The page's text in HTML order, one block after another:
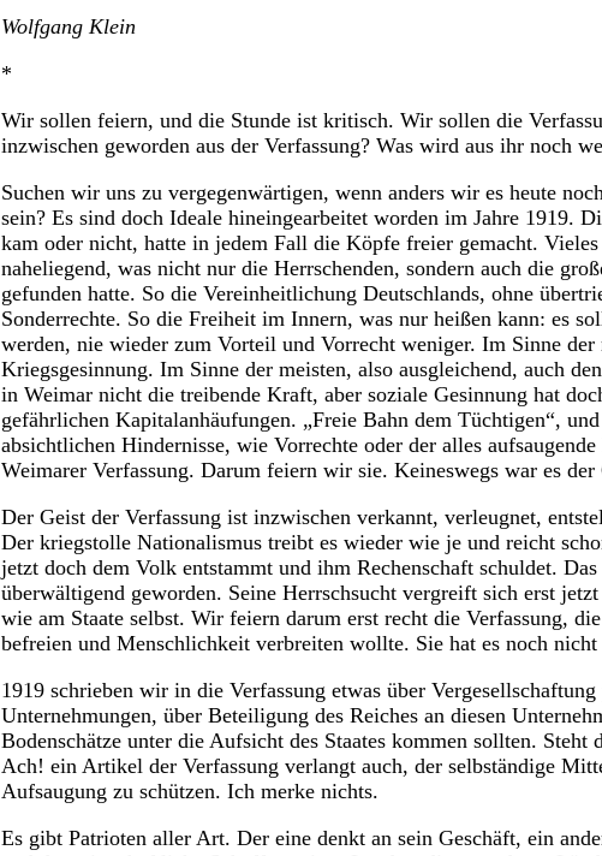
Wolfgang Klein
*
Wir sollen feiern, und die Stunde ist kritisch. Wir sollen die
inzwischen geworden aus der Verfassung? Was wird aus ihr noch
Suchen wir uns zu vergegenwärtigen, wenn anders wir es heute
sein? Es sind doch Ideale hineingearbeitet worden im Jahre 1919.
kam oder nicht, hatte in jedem Fall die Köpfe freier gemacht.
naheliegend, was nicht nur die Herrschenden, sondern auch die
gefunden hatte. So die Vereinheitlichung Deutschlands, ohne
Sonderrechte. So die Freiheit im Innern, was nur heißen kann: es
werden, nie wieder zum Vorteil und Vorrecht weniger. Im Sinne
Kriegsgesinnung. Im Sinne der meisten, also ausgleichend, auch
in Weimar nicht die treibende Kraft, aber soziale Gesinnung hat
gefährlichen Kapitalanhäufungen. „Freie Bahn dem Tüchtigen“,
absichtlichen Hindernisse, wie Vorrechte oder der alles
Weimarer Verfassung. Darum feiern wir sie. Keineswegs war es
Der Geist der Verfassung ist inzwischen verkannt, verleugnet,
Der kriegstolle Nationalismus treibt es wieder wie je und reicht
jetzt doch dem Volk entstammt und ihm Rechenschaft schuldet.
überwältigend geworden. Seine Herrschsucht vergreift sich erst
wie am Staate selbst. Wir feiern darum erst recht die Verfassung,
befreien und Menschlichkeit verbreiten wollte. Sie hat es noch
1919 schrieben wir in die Verfassung etwas über
Unternehmungen, über Beteiligung des Reiches an diesen
Bodenschätze unter die Aufsicht des Staates kommen sollten. Steht
Ach! ein Artikel der Verfassung verlangt auch, der selbständige
Aufsaugung zu schützen. Ich merke nichts.
Es gibt Patrioten aller Art. Der eine denkt an sein Geschäft, ein